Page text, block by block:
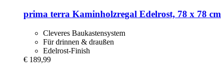
prima terra Kaminholzregal Edelrost, 78 x 78 cm
Cleveres Baukastensystem
Für drinnen & draußen
Edelrost-Finish
€ 189,99